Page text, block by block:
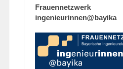
Frauennetzwerk
ingenieurinnen@bayika